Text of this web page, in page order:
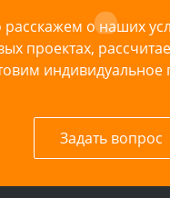
о наших
проектах,
индивидуальное
Задать вопрос